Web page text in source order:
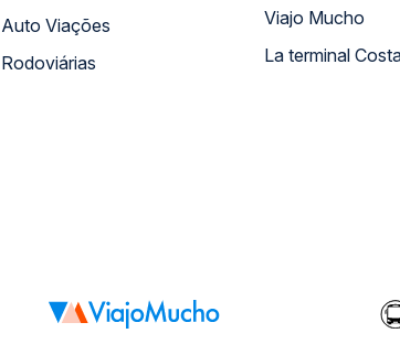
Auto Viações
Rodoviárias
Viajo Mucho